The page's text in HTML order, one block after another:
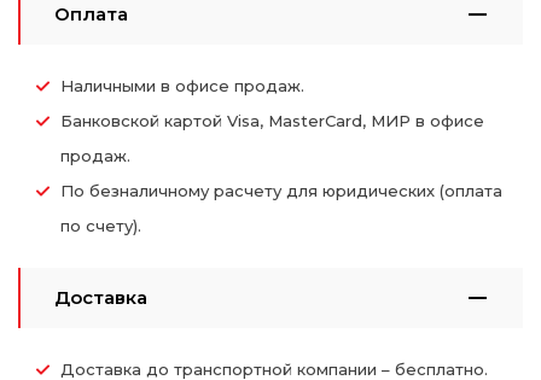
Оплата
Наличными в офисе продаж.
Банковской картой Visa, MasterCard, МИР в офисе
продаж.
По безналичному расчету для юридических (оплата
по счету).
Доставка
Доставка до транспортной компании – бесплатно.